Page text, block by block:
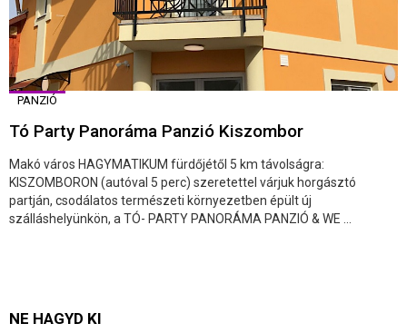
PANZIÓ
Tó Party Panoráma Panzió Kiszombor
Makó város HAGYMATIKUM fürdőjétől 5 km távolságra:
KISZOMBORON (autóval 5 perc) szeretettel várjuk horgásztó
partján, csodálatos természeti környezetben épült új
szálláshelyünkön, a TÓ- PARTY PANORÁMA PANZIÓ & WE ...
NE HAGYD KI